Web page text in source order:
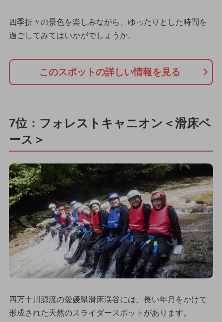
四季折々の景色を楽しみながら、ゆったりとした時間を
過ごしてみてはいかがでしょうか。
このスポットの詳しい情報を見る
7位：フォレストキャニオン＜滑床ベ
ース＞
四万十川源流の愛媛県滑床渓谷には、長い年月をかけて
形成された天然のスライダースポットがあります。